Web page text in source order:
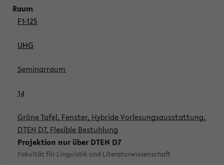
F1-125
UHG
Seminarraum
14
Grüne Tafel, Fenster, Hybride Vorlesungsausstattung,
DTEN D7, Flexible Bestuhlung
Projektion nur über DTEN D7
Fakultät für Linguistik und Literaturwissenschaft